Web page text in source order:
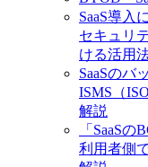
SaaS導入
セキュリ
ける活用
SaaSのバ
ISMS（
解説
「SaaSの
利用者側